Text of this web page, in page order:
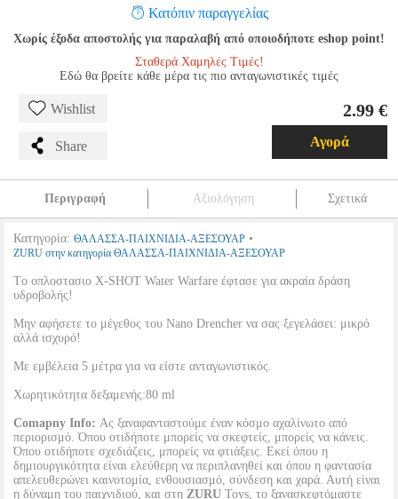
Κατόπιν παραγγελίας
Χωρίς έξοδα αποστολής για παραλαβή από οποιοδήποτε eshop point!
Σταθερά Χαμηλές Τιμές!
Εδώ θα βρείτε κάθε μέρα τις πιο ανταγωνιστικές τιμές
Wishlist
Share
2.99 €
Αγορά
Περιγραφή Αξιολόγηση Σχετικά
Κατηγορία: ΘΑΛΑΣΣΑ-ΠΑΙΧΝΙΔΙΑ-ΑΞΕΣΟΥΑΡ •
ZURU στην κατηγορία ΘΑΛΑΣΣΑ-ΠΑΙΧΝΙΔΙΑ-ΑΞΕΣΟΥΑΡ
Tο οπλοστασιο X-SHOT Water Warfare έφτασε για ακραία δράση
υδροβολής!
Μην αφήσετε το μέγεθος του Nano Drencher να σας ξεγελάσει: μικρό
αλλά ισχυρό!
Με εμβέλεια 5 μέτρα για να είστε ανταγωνιστικός.
Χωρητικότητα δεξαμενής:80 ml
Comapny Info: Ας ξαναφανταστούμε έναν κόσμο αχαλίνωτο από
περιορισμό. Όπου οτιδήποτε μπορείς να σκεφτείς, μπορείς να κάνεις.
Όπου οτιδήποτε σχεδιάζεις, μπορείς να φτιάξεις. Εκεί όπου η
δημιουργικότητα είναι ελεύθερη να περιπλανηθεί και όπου η φαντασία
απελευθερώνει καινοτομία, ενθουσιασμό, σύνδεση και χαρά. Αυτή είναι
η δύναμη του παιχνιδιού, και στη ZURU Toys, το ξανασκεφτόμαστε